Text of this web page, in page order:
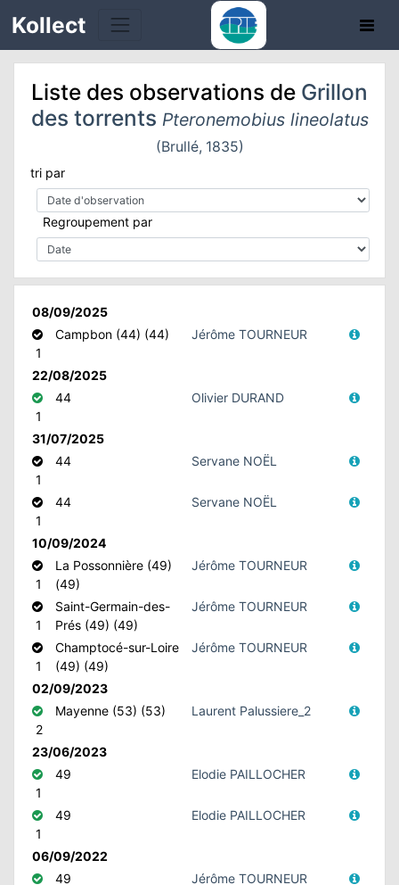
Kollect
Liste des observations de Grillon
des torrents Pteronemobius lineolatus
(Brullé, 1835)
tri par
Regroupement par
08/09/2025
1
Campbon (44) (44) Jérôme TOURNEUR
22/08/2025
1
44 Olivier DURAND
31/07/2025
1
44 Servane NOËL
1
44 Servane NOËL
10/09/2024
1
La Possonnière (49)
(49)
Jérôme TOURNEUR
1
Saint-Germain-des-
Prés (49) (49)
Jérôme TOURNEUR
1
Champtocé-sur-Loire
(49) (49)
Jérôme TOURNEUR
02/09/2023
2
Mayenne (53) (53) Laurent Palussiere_2
23/06/2023
1
49 Elodie PAILLOCHER
1
49 Elodie PAILLOCHER
06/09/2022
49 Jérôme TOURNEUR